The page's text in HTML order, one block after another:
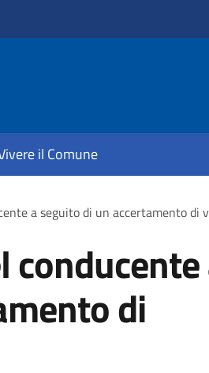
il Comune
a seguito di un accertamento di
conducente
di